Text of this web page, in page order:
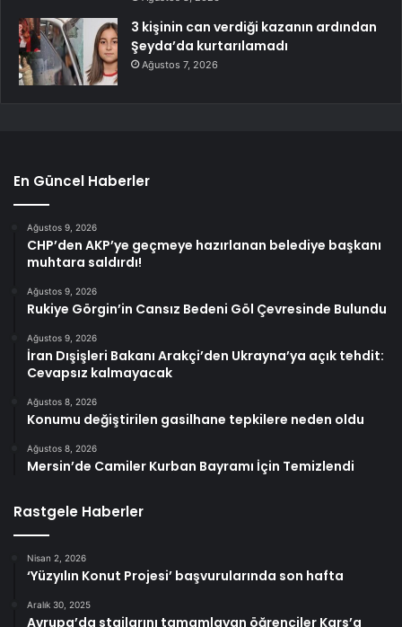
3 kişinin can verdiği kazanın ardından
Şeyda’da kurtarılamadı
Ağustos 7, 2026
En Güncel Haberler
Ağustos 9, 2026
CHP’den AKP’ye geçmeye hazırlanan belediye başkanı
muhtara saldırdı!
Ağustos 9, 2026
Rukiye Görgin’in Cansız Bedeni Göl Çevresinde Bulundu
Ağustos 9, 2026
İran Dışişleri Bakanı Arakçi’den Ukrayna’ya açık tehdit:
Cevapsız kalmayacak
Ağustos 8, 2026
Konumu değiştirilen gasilhane tepkilere neden oldu
Ağustos 8, 2026
Mersin’de Camiler Kurban Bayramı İçin Temizlendi
Rastgele Haberler
Nisan 2, 2026
‘Yüzyılın Konut Projesi’ başvurularında son hafta
Aralık 30, 2025
Avrupa’da stajlarını tamamlayan öğrenciler Kars’a